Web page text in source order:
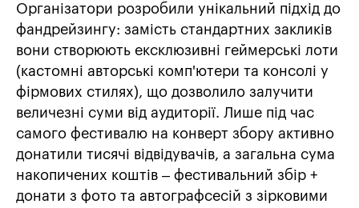
Організатори розробили унікальний підхід до
фандрейзингу: замість стандартних закликів
вони створюють ексклюзивні геймерські лоти
(кастомні авторські комп'ютери та консолі у
фірмових стилях), що дозволило залучити
величезні суми від аудиторії. Лише під час
самого фестивалю на конверт збору активно
донатили тисячі відвідувачів, а загальна сума
накопичених коштів – фестивальний збір +
донати з фото та автографсесій з зірковими